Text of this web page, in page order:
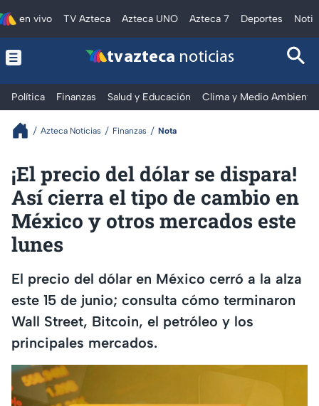
en vivo TV Azteca Azteca UNO Azteca 7 Deportes
tv azteca noticias
Política Finanzas Salud y Educación Clima y Medio Ambiente
Azteca Noticias Finanzas Nota
¡El precio del dólar se dispara!
Así cierra el tipo de cambio en
México y otros mercados este
lunes
El precio del dólar en México cerró a la alza
este 15 de junio; consulta cómo terminaron
Wall Street, Bitcoin, el petróleo y los
principales mercados.